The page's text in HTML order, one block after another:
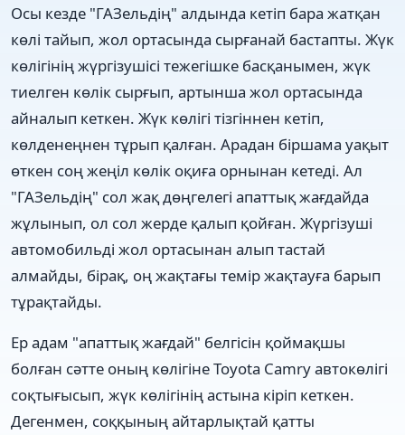
Осы кезде "ГАЗельдің" алдында кетіп бара жатқан
көлі тайып, жол ортасында сырғанай бастапты. Жүк
көлігінің жүргізушісі тежегішке басқанымен, жүк
тиелген көлік сырғып, артынша жол ортасында
айналып кеткен. Жүк көлігі тізгіннен кетіп,
көлденеңнен тұрып қалған. Арадан біршама уақыт
өткен соң жеңіл көлік оқиға орнынан кетеді. Ал
"ГАЗельдің" сол жақ дөңгелегі апаттық жағдайда
жұлынып, ол сол жерде қалып қойған. Жүргізуші
автомобильді жол ортасынан алып тастай
алмайды, бірақ, оң жақтағы темір жақтауға барып
тұрақтайды.
Ер адам "апаттық жағдай" белгісін қоймақшы
болған сәтте оның көлігіне Toyota Camry автокөлігі
соқтығысып, жүк көлігінің астына кіріп кеткен.
Дегенмен, соққының айтарлықтай қатты